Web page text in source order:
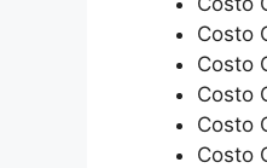
Costo
Costo
Costo
Costo
Costo